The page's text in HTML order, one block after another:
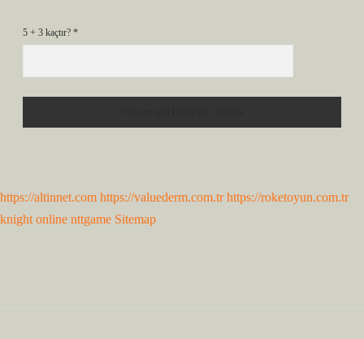
5 + 3 kaçtır? *
https://altinnet.com https://valuederm.com.tr https://roketoyun.com.tr
knight online nttgame Sitemap